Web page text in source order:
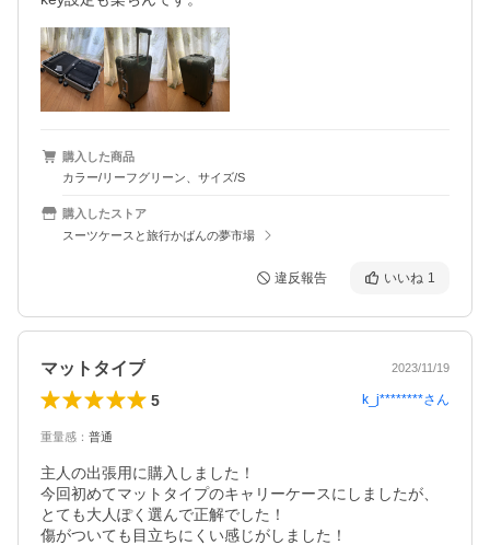
購入した商品
カラー/リーフグリーン、サイズ/S
購入したストア
スーツケースと旅行かばんの夢市場
違反報告 いいね 1
マットタイプ 2023/11/19
5 k_j********さん
重量感 ： 普通
主人の出張用に購入しました！
今回初めてマットタイプのキャリーケースにしましたが、
とても大人ぽく選んで正解でした！
傷がついても目立ちにくい感じがしました！